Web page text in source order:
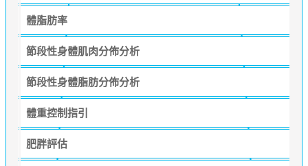
體脂肪率
節段性身體肌肉分佈分析
節段性身體脂肪分佈分析
體重控制指引
肥胖評估